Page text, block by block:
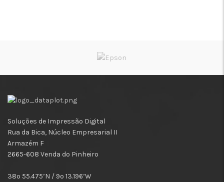
Soluções de Impressão Digital
Rua da Bica, Núcleo Empresarial II
Armazém F
2665-608 Venda do Pinheiro
38º 55.475’N / 9º 13.196’W